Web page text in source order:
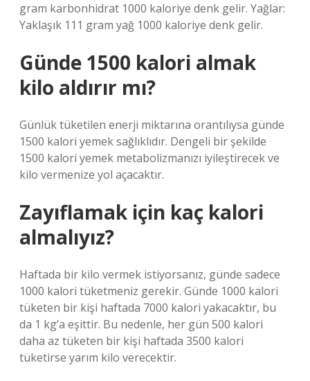
gram karbonhidrat 1000 kaloriye denk gelir. Yağlar:
Yaklaşık 111 gram yağ 1000 kaloriye denk gelir.
Günde 1500 kalori almak
kilo aldırır mı?
Günlük tüketilen enerji miktarına orantılıysa günde
1500 kalori yemek sağlıklıdır. Dengeli bir şekilde
1500 kalori yemek metabolizmanızı iyileştirecek ve
kilo vermenize yol açacaktır.
Zayıflamak için kaç kalori
almalıyız?
Haftada bir kilo vermek istiyorsanız, günde sadece
1000 kalori tüketmeniz gerekir. Günde 1000 kalori
tüketen bir kişi haftada 7000 kalori yakacaktır, bu
da 1 kg’a eşittir. Bu nedenle, her gün 500 kalori
daha az tüketen bir kişi haftada 3500 kalori
tüketirse yarım kilo verecektir.